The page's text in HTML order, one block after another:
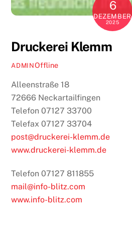
6
DEZEMBER
2025
Druckerei Klemm
ADMINOffline
Alleenstraße 18
72666 Neckartailfingen
Telefon 07127 33700
Telefax 07127 33704
post@druckerei-klemm.de
www.druckerei-klemm.de
Telefon 07127 811855
mail@info-blitz.com
www.info-blitz.com